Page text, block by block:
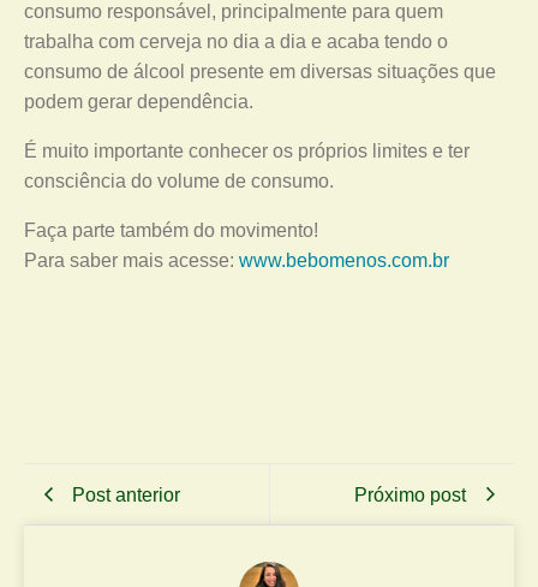
consumo responsável, principalmente para quem
trabalha com cerveja no dia a dia e acaba tendo o
consumo de álcool presente em diversas situações que
podem gerar dependência.
É muito importante conhecer os próprios limites e ter
consciência do volume de consumo.
Faça parte também do movimento!
Para saber mais acesse: www.bebomenos.com.br
Post anterior Próximo post